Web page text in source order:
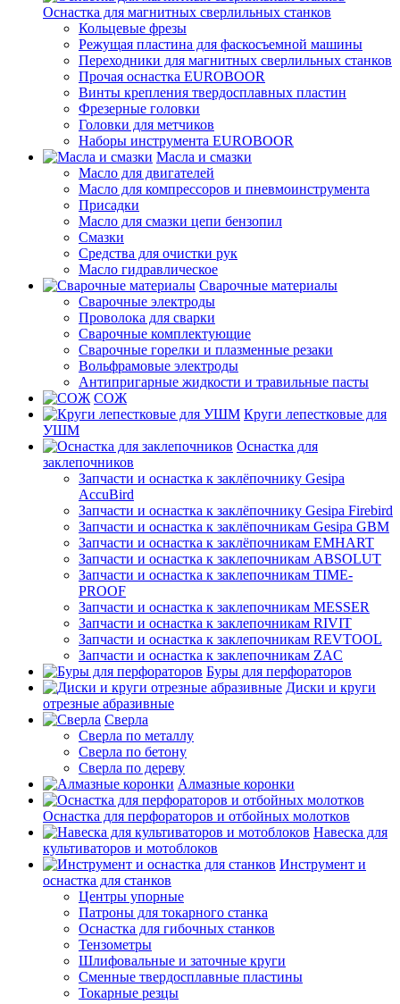
Оснастка для магнитных сверлильных станков
Кольцевые фрезы
Режущая пластина для фаскосъемной машины
Переходники для магнитных сверлильных станков
Прочая оснастка EUROBOOR
Винты крепления твердосплавных пластин
Фрезерные головки
Головки для метчиков
Наборы инструмента EUROBOOR
Масла и смазки
Масло для двигателей
Масло для компрессоров и пневмоинструмента
Присадки
Масло для смазки цепи бензопил
Смазки
Средства для очистки рук
Масло гидравлическое
Сварочные материалы
Сварочные электроды
Проволока для сварки
Сварочные комплектующие
Сварочные горелки и плазменные резаки
Вольфрамовые электроды
Антипригарные жидкости и травильные пасты
СОЖ
Круги лепестковые для
УШМ
Оснастка для
заклепочников
Запчасти и оснастка к заклёпочнику Gesipa
AccuBird
Запчасти и оснастка к заклёпочнику Gesipa Firebird
Запчасти и оснастка к заклёпочникам Gesipa GBM
Запчасти и оснастка к заклёпочникам EMHART
Запчасти и оснастка к заклепочникам ABSOLUT
Запчасти и оснастка к заклепочникам TIME-
PROOF
Запчасти и оснастка к заклепочникам MESSER
Запчасти и оснастка к заклепочникам RIVIT
Запчасти и оснастка к заклепочникам REVTOOL
Запчасти и оснастка к заклепочникам ZAC
Буры для перфораторов
Диски и круги
отрезные абразивные
Сверла
Сверла по металлу
Сверла по бетону
Сверла по дереву
Алмазные коронки
Оснастка для перфораторов и отбойных молотков
Навеска для
культиваторов и мотоблоков
Инструмент и
оснастка для станков
Центры упорные
Патроны для токарного станка
Оснастка для гибочных станков
Тензометры
Шлифовальные и заточные круги
Сменные твердосплавные пластины
Токарные резцы